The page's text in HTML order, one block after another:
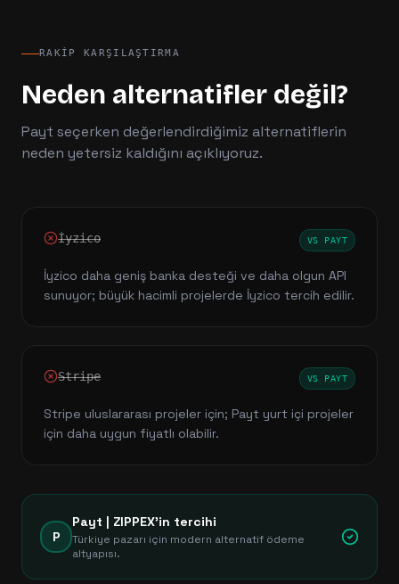
RAKIP KARŞILAŞTIRMA
Neden alternatifler değil?
Payt seçerken değerlendirdiğimiz alternatiflerin
neden yetersiz kaldığını açıklıyoruz.
İyzico VS PAYT
İyzico daha geniş banka desteği ve daha olgun API
sunuyor; büyük hacimli projelerde İyzico tercih edilir.
Stripe VS PAYT
Stripe uluslararası projeler için; Payt yurt içi projeler
için daha uygun fiyatlı olabilir.
P
Payt | ZIPPEX'in tercihi
Türkiye pazarı için modern alternatif ödeme
altyapısı.